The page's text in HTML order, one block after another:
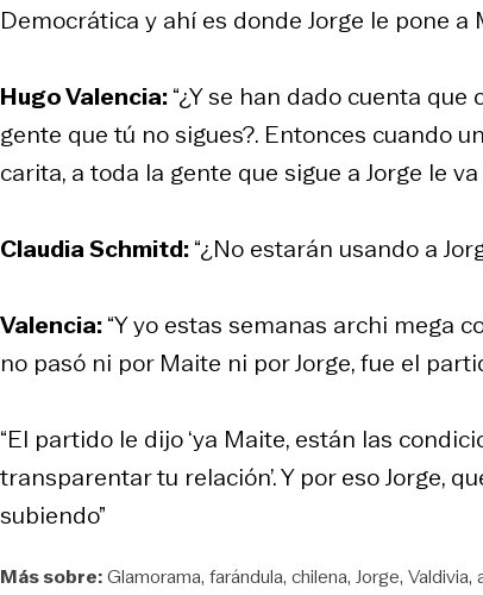
Democrática y ahí es donde Jorge le pone a
Hugo Valencia:“¿Y se han dado cuenta
gente que tú no sigues?. Entonces cuando
carita, a toda la gente que sigue a Jorge le
Claudia Schmitd:“¿No estarán usando a
Valencia:“Y yo estas semanas archi mega
no pasó ni por Maite ni por Jorge, fue el
“El partido le dijo ‘ya Maite, están las
transparentar tu relación’. Y por eso Jorge,
subiendo”
Más sobre:Glamorama farándula chilena Jorge Valdivia